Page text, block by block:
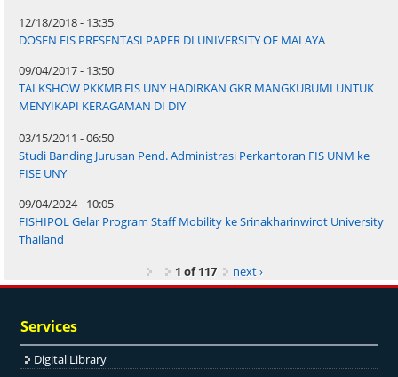
12/18/2018 - 13:35
DOSEN FIS PRESENTASI PAPER DI UNIVERSITY OF MALAYA
09/04/2017 - 13:50
TALKSHOW PKKMB FIS UNY HADIRKAN GKR MANGKUBUMI UNTUK
MENYIKAPI KERAGAMAN DI DIY
03/15/2011 - 06:50
Studi Banding Jurusan Pend. Administrasi Perkantoran FIS UNM ke
FISE UNY
09/04/2024 - 10:05
FISHIPOL Gelar Program Staff Mobility ke Srinakharinwirot University
Thailand
1 of 117
next ›
Services
Digital Library